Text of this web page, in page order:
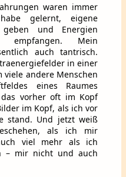
waren immer
gelernt, eigene
und Energien
empfangen. Mein
auch tantrisch.
in einer
andere Menschen
eines Raumes
vorher oft im Kopf
im Kopf, als ich vor
stand. Und jetzt weiß
als ich mir
viel mehr als ich
– mir nicht und auch